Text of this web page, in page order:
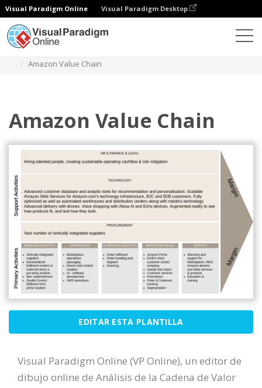
Visual Paradigm Online Visual Paradigm Desktop
Amazon Value Chain
Amazon Value Chain
EDITAR ESTA PLANTILLA
Visual Paradigm Online (VP Online), un editor de
dibujo online de Análisis de la Cadena de Valor